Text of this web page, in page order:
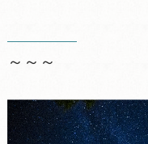
～～～